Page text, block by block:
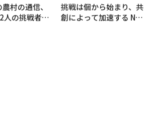
村の通信、
人の挑戦者が
挑戦は個から始まり、共
創によって加速する NOR